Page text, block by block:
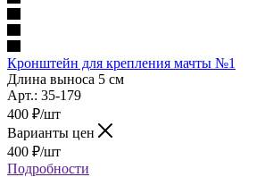
Кронштейн для крепления мачты №1
Длина выноса 5 см
Арт.: 35-179
400 ₽/шт
Варианты цен
400 ₽/шт
Подробности